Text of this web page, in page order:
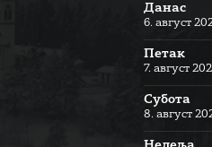
Данас
6. август
Петак
7. август
Субота
8. август